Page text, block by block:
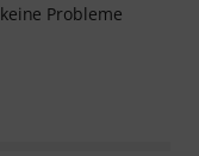
Probleme